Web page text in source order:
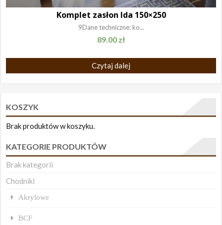
Komplet zasłon Ida 150×250
9Dane techniczne: ko...
89.00 zł
Czytaj dalej
KOSZYK
Brak produktów w koszyku.
KATEGORIE PRODUKTÓW
Brak kategorii
Chodniki
Akrylowe
BCF